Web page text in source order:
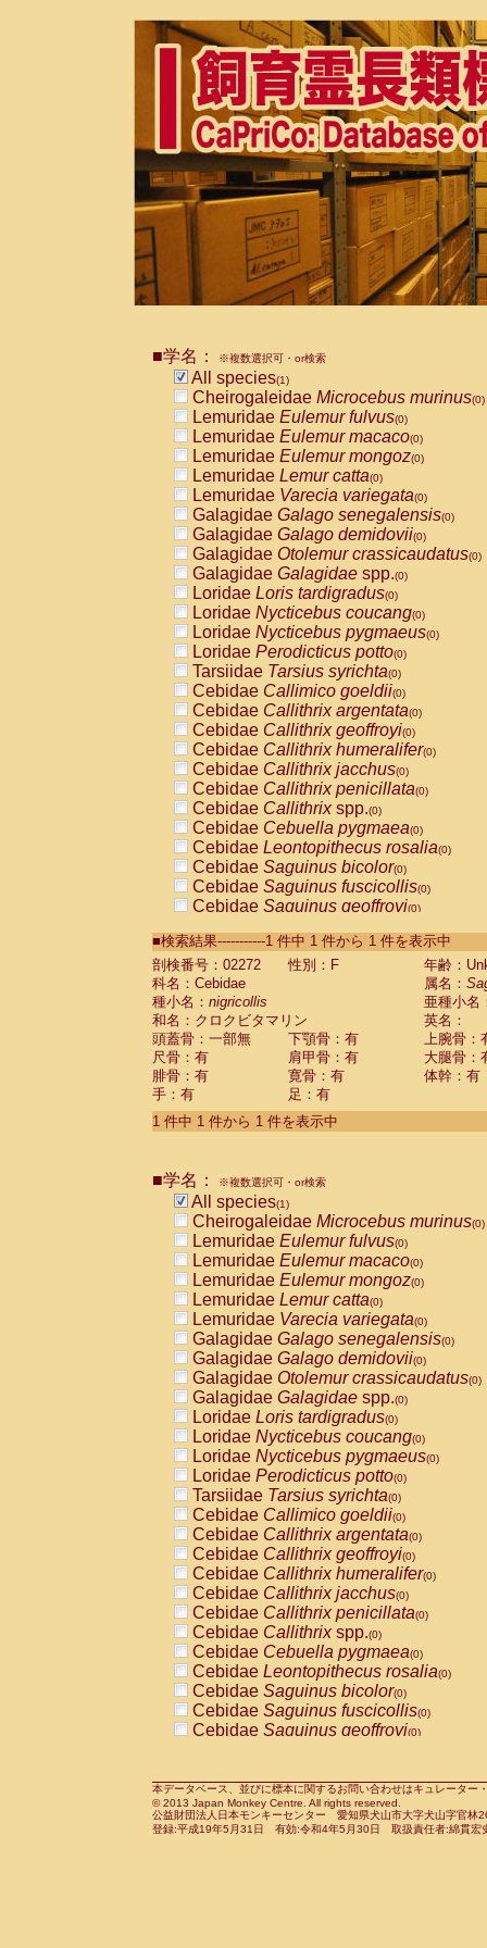
■学名： ※複数選択可・or検索
All species(1)
Cheirogaleidae Microcebus murinus(0)
Lemuridae Eulemur fulvus(0)
Lemuridae Eulemur macaco(0)
Lemuridae Eulemur mongoz(0)
Lemuridae Lemur catta(0)
Lemuridae Varecia variegata(0)
Galagidae Galago senegalensis(0)
Galagidae Galago demidovii(0)
Galagidae Otolemur crassicaudatus(0)
Galagidae Galagidae spp.(0)
Loridae Loris tardigradus(0)
Loridae Nycticebus coucang(0)
Loridae Nycticebus pygmaeus(0)
Loridae Perodicticus potto(0)
Tarsiidae Tarsius syrichta(0)
Cebidae Callimico goeldii(0)
Cebidae Callithrix argentata(0)
Cebidae Callithrix geoffroyi(0)
Cebidae Callithrix humeralifer(0)
Cebidae Callithrix jacchus(0)
Cebidae Callithrix penicillata(0)
Cebidae Callithrixspp.(0)
Cebidae Cebuella pygmaea(0)
Cebidae Leontopithecus rosalia(0)
Cebidae Saguinus bicolor(0)
Cebidae Saguinus fuscicollis(0)
Cebidae Saguinus geoffroyi(0)
CebidaeSaguinus labiatus(0)
Cebidae Saguinus leucopus (0)
Cebidae
CebidaeSaguinus mystax
CebidaeSaguinus nigricollis (1)
Cebidae Saguinus oedipus
Cebidae Saguinus weddelli
Cebidae Saguinusspp.
Cebidae Aotus trivirgatus
Cebidae Cebus albifrons
CebidaeCebus nigrivittatus
CebidaeCebus
CebidaeSaimiri boliviensis(0)
CebidaeSaimiri sciureus(0)
AtelidaeAlouatta caraya(0)
AtelidaeAlouatta fusca(0)
AtelidaeAlouatta seniculus
AtelidaeAlouattaspp.(0)
AtelidaeAteles belzebuth(0)
AtelidaeAteles geoffroyi(0)
AtelidaeAteles paniscus(0)
AtelidaeAtelesspp.(0)
Atelidae Lagothrix lagothricha
AtelidaeLagothrix lagothricha cana
PitheciidaeCacajao calvus
PitheciidaeCallicebus cupreus
PitheciidaeCallicebus donacophilus
PitheciidaeCallicebus moloch
PitheciidaeCallicebus torquatus
PitheciidaeCallicebusspp.(0)
PitheciidaeChiropotes satanas(0)
PitheciidaePithecia monachus
PitheciidaePithecia pithecia(0)
CercopithecidaeCercocebus agilis
CercopithecidaeCercocebus
CercopithecidaeCercocebus
CercopithecidaeCercocebus
CercopithecidaeCercocebus
CercopithecidaeCercocebushybrid
CercopithecidaePapio anubis(0)
CercopithecidaePapio cynocephalus
CercopithecidaePapio hamadryas(0)
■検索結果-----------1 件中 1 件から 1 件を表示中
剖検番号：02272
性別：F
年齢：
科名：Cebidae
属名：
種小名： nigricollis
亜種小名
和名：クロクビタマリン
英名：
頭蓋骨：一部無
下顎骨：有
上腕骨：
尺骨：有
肩甲骨：有
大腿骨：
腓骨：有
寛骨：有
体幹：有
手：有
足：有
1 件中 1 件から 1 件を表示中
■学名： ※複数選択可・or検索
All species(1)
Cheirogaleidae Microcebus murinus(0)
Lemuridae Eulemur fulvus(0)
Lemuridae Eulemur macaco(0)
Lemuridae Eulemur mongoz(0)
Lemuridae Lemur catta(0)
Lemuridae Varecia variegata(0)
Galagidae Galago senegalensis(0)
Galagidae Galago demidovii(0)
Galagidae Otolemur crassicaudatus(0)
Galagidae Galagidae spp.(0)
Loridae Loris tardigradus(0)
Loridae Nycticebus coucang(0)
Loridae Nycticebus pygmaeus(0)
Loridae Perodicticus potto(0)
Tarsiidae Tarsius syrichta(0)
Cebidae Callimico goeldii(0)
Cebidae Callithrix argentata(0)
Cebidae Callithrix geoffroyi(0)
Cebidae Callithrix humeralifer(0)
Cebidae Callithrix jacchus(0)
Cebidae Callithrix penicillata(0)
Cebidae Callithrixspp.(0)
Cebidae Cebuella pygmaea(0)
Cebidae Leontopithecus rosalia(0)
Cebidae Saguinus bicolor(0)
Cebidae Saguinus fuscicollis(0)
Cebidae Saguinus geoffroyi(0)
CebidaeSaguinus leucopus(0)
CebidaeSaguinus midas(0)
Cebidae Saguinus mystax(0)
本データベース、並びに標本に関するお問い合わせはキュレータ
© 2013 Japan Monkey Centre. All rights reserved.
公益財団法人日本モンキーセンター 愛知県犬山市大字犬山字官
登録:平成19年5月31日 有効:令和4年5月30日 取扱責任者:綿貫宏